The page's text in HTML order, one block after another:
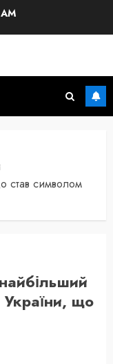
став символом
що